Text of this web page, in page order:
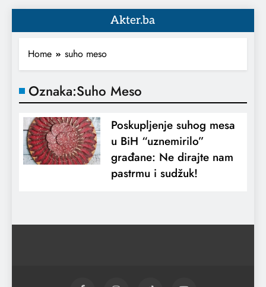
Akter.ba
Home suho meso
Oznaka:Suho Meso
Poskupljenje suhog mesa
u BiH “uznemirilo”
građane: Ne dirajte nam
pastrmu i sudžuk!